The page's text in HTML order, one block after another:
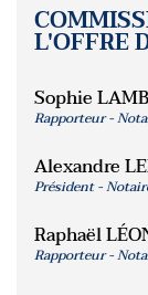
L'OFFRE
Sophie
Rapporteur -
Alexandre
Président -
Raphaël
Rapporteur -